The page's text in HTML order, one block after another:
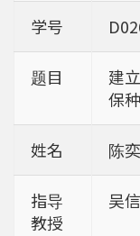
学号
题目
建
保
姓名 陈
指导
教授
吴